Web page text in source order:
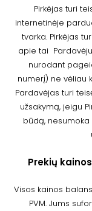
Pirkėjas turi
internetinėje
tvarka. Pirkėjas
apie tai
nurodant
numerį) ne vėliau
Pardavėjas turi
užsakymą, jeigu
būdą,
Prekių
Visos kainos
PVM. Jums